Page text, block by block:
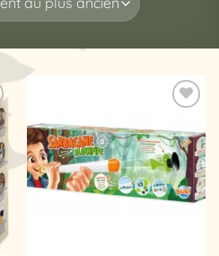
à la
liste
d’envies